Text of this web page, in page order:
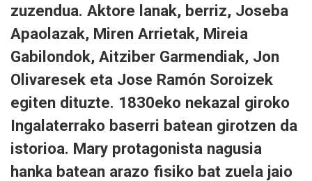
zuzendua. Aktore lanak, berriz, Joseba
Apaolazak, Miren Arrietak, Mireia
Gabilondok, Aitziber Garmendiak, Jon
Olivaresek eta Jose Ramón Soroizek
egiten dituzte. 1830eko nekazal giroko
Ingalaterrako baserri batean girotzen da
istorioa. Mary protagonista nagusia
hanka batean arazo fisiko bat zuela jaio